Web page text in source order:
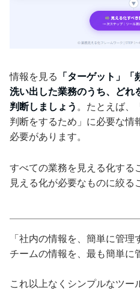
情報を見る
「ターゲット」「
洗い出した業務のうち、どれ
判断しましょう 。たとえば、
判断をするため」に必要な情
必要があります。
すべての業務を見える化する
見える化が必要なものに絞る
「社内の情報を、簡単に管理
チームの情報を、最も簡単に
これ以上なくシンプルなツー